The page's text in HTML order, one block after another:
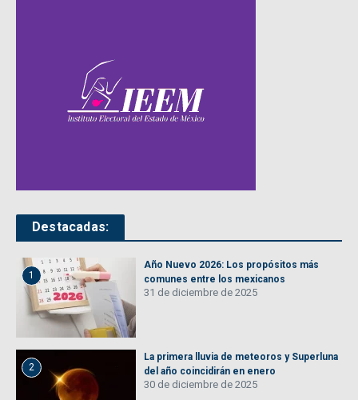
Destacadas:
1
Año Nuevo 2026: Los propósitos más
comunes entre los mexicanos
31 de diciembre de 2025
2
La primera lluvia de meteoros y Superluna
del año coincidirán en enero
30 de diciembre de 2025